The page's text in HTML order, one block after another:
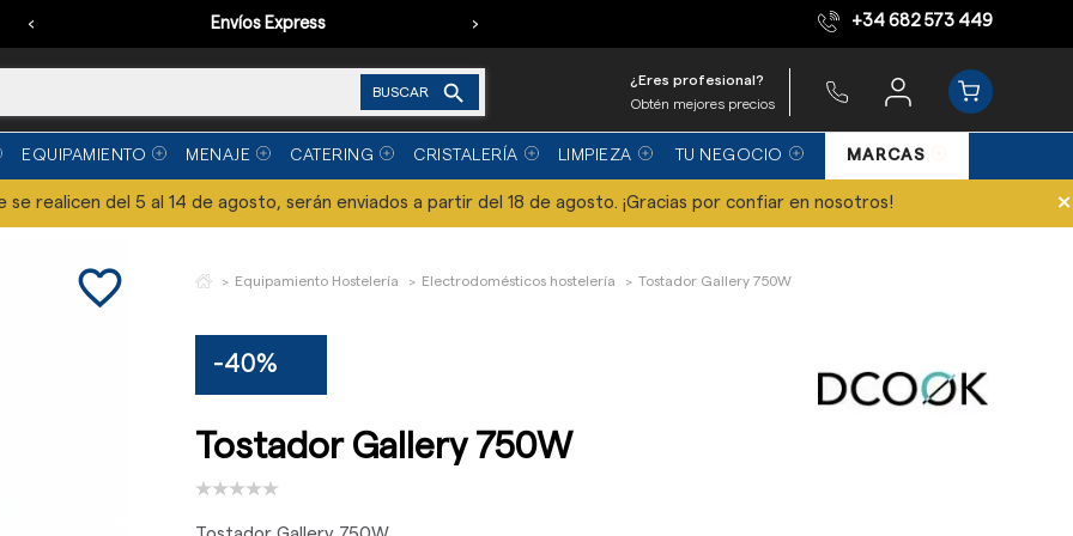
Envíos Express Equipo de expertos
‹ › +34 682 573 449
BUSCAR 
¿Eres profesional?
Obtén mejores precios
EQUIPAMIENTO MENAJE CATERING CRISTALERÍA LIMPIEZA TU NEGOCIO MARCAS
se realicen del 5 al 14 de agosto, serán enviados a partir del 18 de agosto. ¡Gracias por confiar en nosotros! ×
favorite_border Equipamiento Hostelería Electrodomésticos hostelería Tostador Gallery 750W
-40%
Tostador Gallery 750W